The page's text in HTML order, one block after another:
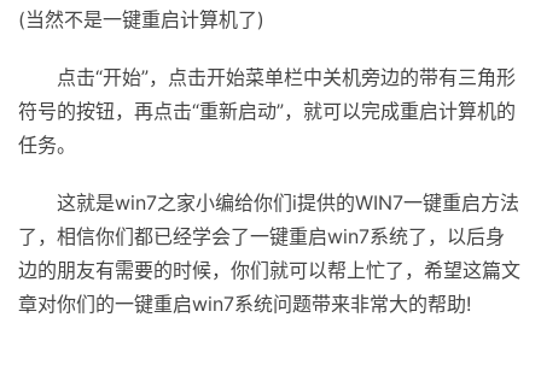
(当然不是一键重启计算机了)
点击“开始”，点击开始菜单栏中关机旁边的带有三角形
符号的按钮，再点击“重新启动”，就可以完成重启计算机的
任务。
这就是win7之家小编给你们i提供的WIN7一键重启方法
了，相信你们都已经学会了一键重启win7系统了，以后身
边的朋友有需要的时候，你们就可以帮上忙了，希望这篇文
章对你们的一键重启win7系统问题带来非常大的帮助!